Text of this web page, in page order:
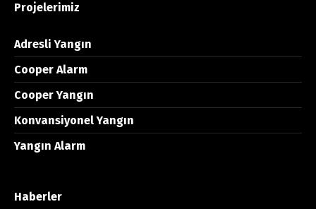
Projelerimiz
Adresli Yangın
Cooper Alarm
Cooper Yangın
Konvansiyonel Yangın
Yangın Alarm
Haberler